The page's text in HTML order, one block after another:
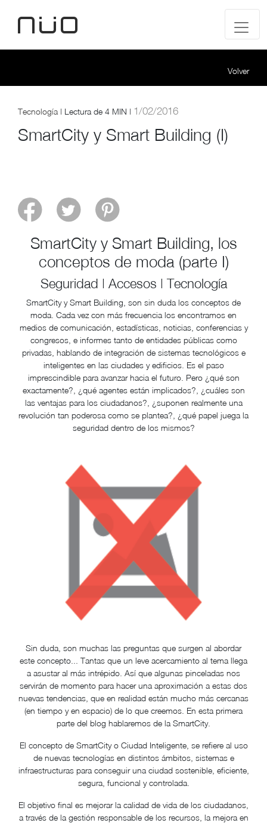
Volver
Tecnología | Lectura de 4 MIN | 1/02/2016
SmartCity y Smart Building (I)
SmartCity y Smart Building, los
conceptos de moda (parte I)
Seguridad | Accesos | Tecnología
SmartCity y Smart Building, son sin duda los conceptos de
moda. Cada vez con más frecuencia los encontramos en
medios de comunicación, estadísticas, noticias, conferencias y
congresos, e informes tanto de entidades públicas como
privadas, hablando de integración de sistemas tecnológicos e
inteligentes en las ciudades y edificios. Es el paso
imprescindible para avanzar hacia el futuro. Pero ¿qué son
exactamente?, ¿qué agentes están implicados?, ¿cuáles son
las ventajas para los ciudadanos?, ¿suponen realmente una
revolución tan poderosa como se plantea?, ¿qué papel juega la
seguridad dentro de los mismos?
Sin duda, son muchas las preguntas que surgen al abordar
este concepto... Tantas que un leve acercamiento al tema llega
a asustar al más intrépido. Así que algunas pinceladas nos
servirán de momento para hacer una aproximación a estas dos
nuevas tendencias, que en realidad están mucho más cercanas
(en tiempo y en espacio) de lo que creemos. En esta primera
parte del blog hablaremos de la SmartCity.
El concepto de SmartCity o Ciudad Inteligente, se refiere al uso
de nuevas tecnologías en distintos ámbitos, sistemas e
infraestructuras para conseguir una ciudad sostenible, eficiente,
segura, funcional y controlada.
El objetivo final es mejorar la calidad de vida de los ciudadanos,
a través de la gestión responsable de los recursos, la mejora en